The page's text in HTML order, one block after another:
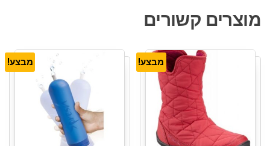
מוצרים קשורים
מבצע! מבצע!